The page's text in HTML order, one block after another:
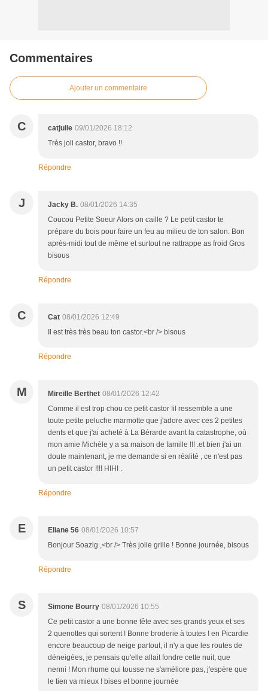
Commentaires
Ajouter un commentaire
C catjulie 09/01/2026 18:12
Très joli castor, bravo !!
Répondre
J Jacky B. 08/01/2026 14:35
Coucou Petite Soeur Alors on caille ? Le petit castor te
prépare du bois pour faire un feu au milieu de ton salon. Bon
après-midi tout de même et surtout ne rattrappe as froid Gros
bisous
Répondre
C Cat 08/01/2026 12:49
Il est très très beau ton castor.<br /> bisous
Répondre
M Mireille Berthet 08/01/2026 12:42
Comme il est trop chou ce petit castor !il ressemble a une
toute petite peluche marmotte que j'adore avec ces 2 petites
dents et que j'ai acheté à La Bérarde avant la catastrophe, où
mon amie Michèle y a sa maison de famille !!! .et bien j'ai un
doute maintenant, je me demande si en réalité , ce n'est pas
un petit castor !!!! HIHI .
Répondre
E Eliane 56 08/01/2026 10:57
Bonjour Soazig ,<br /> Très jolie grille ! Bonne journée, bisous
Répondre
S Simone Bourry 08/01/2026 10:55
Ce petit castor a une bonne tête avec ses grands yeux et ses
2 quenottes qui sortent ! Bonne broderie à toutes ! en Picardie
encore beaucoup de neige partout, il n'y a que les routes de
déneigées, je pensais qu'elle allait fondre cette nuit, que
nenni ! Mon rhume qui tousse ne s'améliore pas, j'espère que
le tien va mieux ! bises et bonne journée